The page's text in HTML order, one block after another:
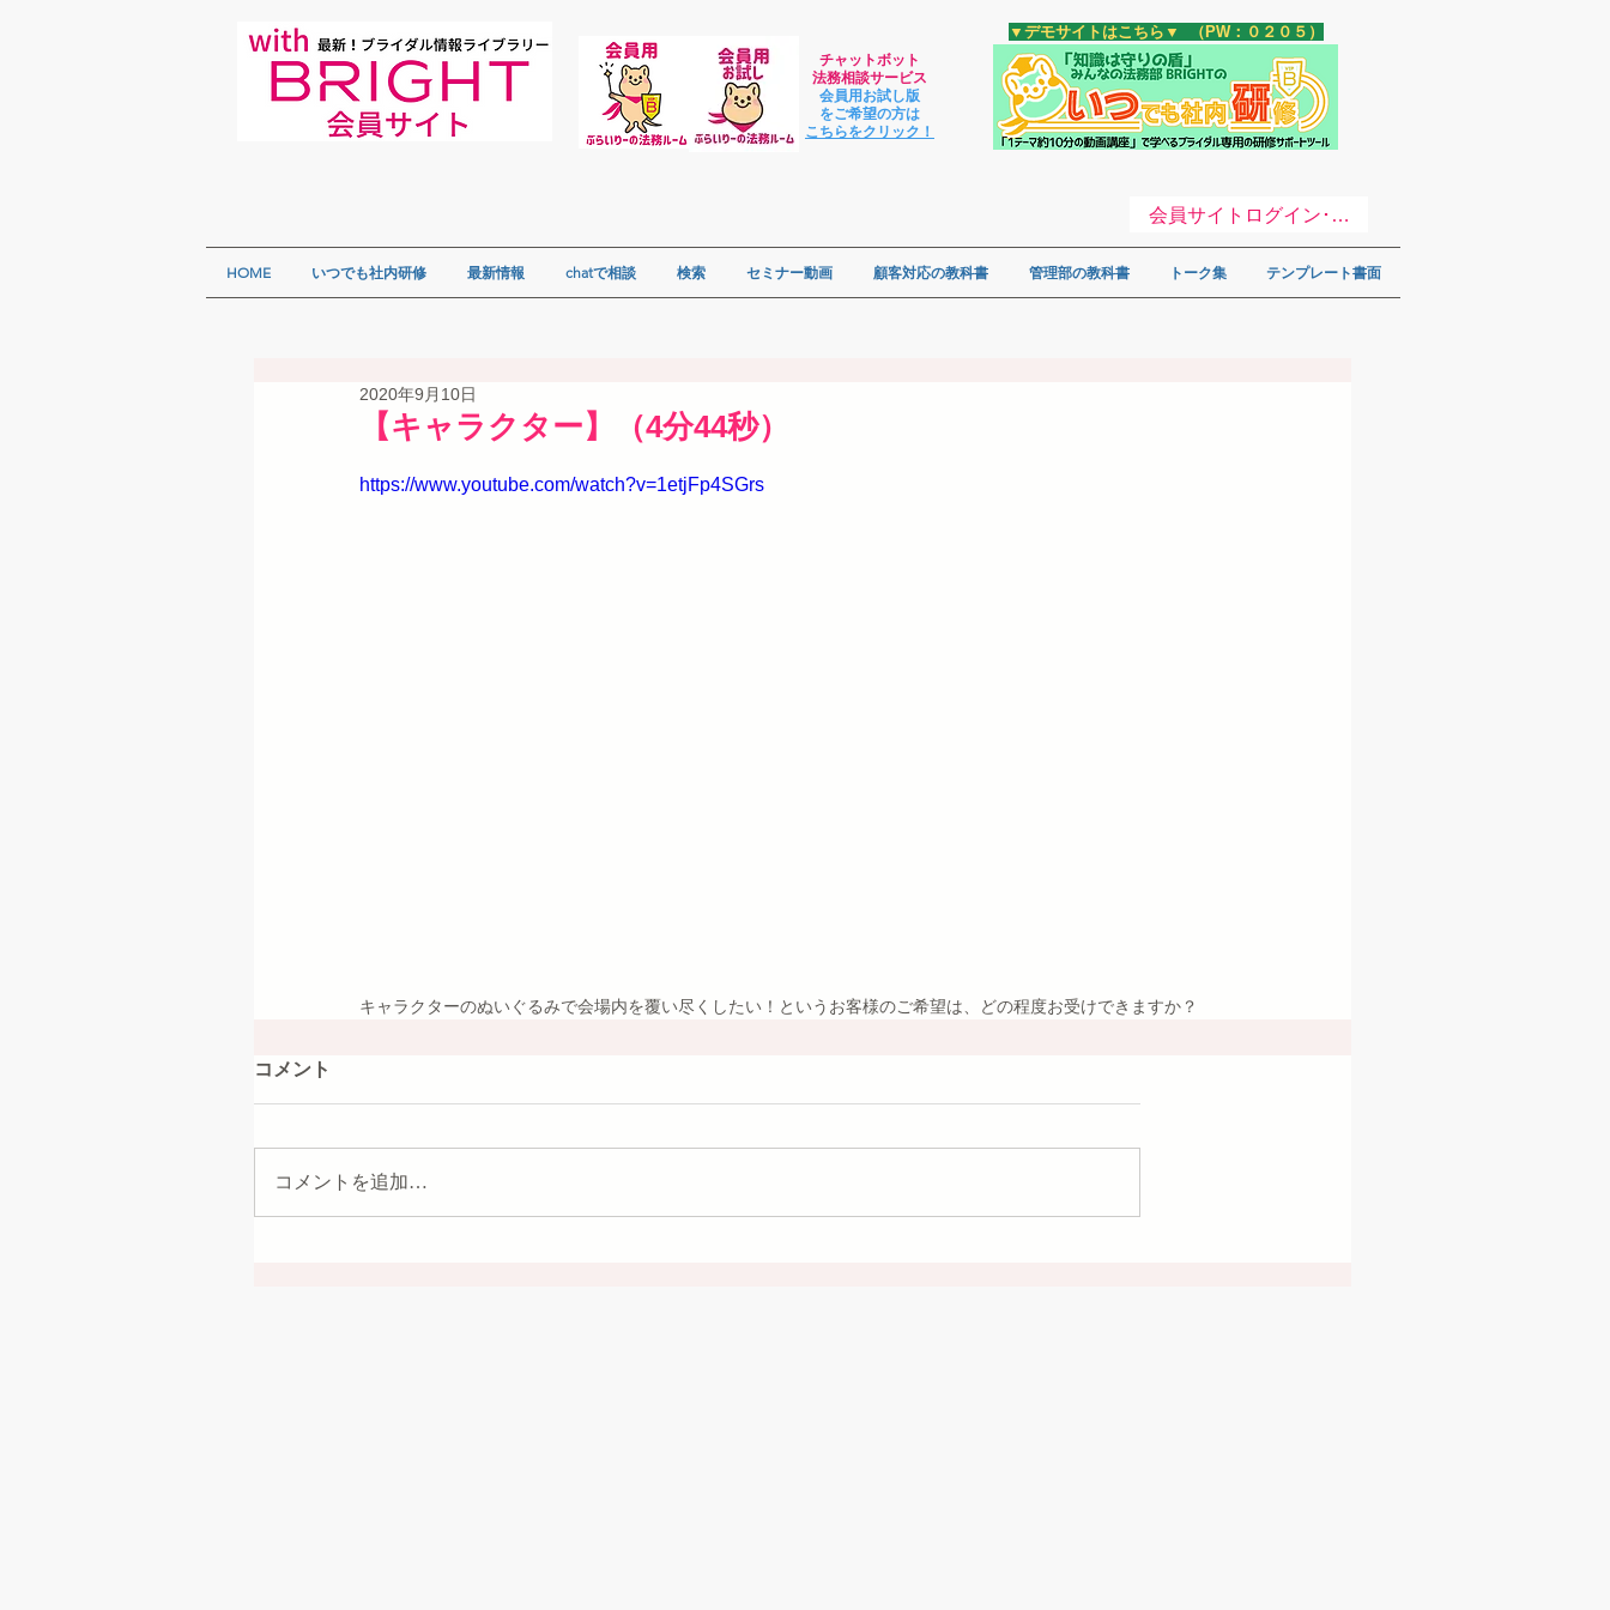
チャットボット
法務相談サービス
会員用お試し版
をご希望の方は
​こちらをクリック！
​▼デモサイトはこちら▼ （PW：０２０５）
HOME いつでも社内研修 最新情報 chatで相談 検索 セミナー動画 顧客対応の教科書 管理部の教科書 トーク集 テンプレート書面
【キャラクター】（4分44秒）
2020年9月10日
https://www.youtube.com/watch?v=1etjFp4SGrs
キャラクターのぬいぐるみで会場内を覆い尽くしたい！というお客様のご希望は、どの程度お受けできますか？
コメント
コメントを追加…